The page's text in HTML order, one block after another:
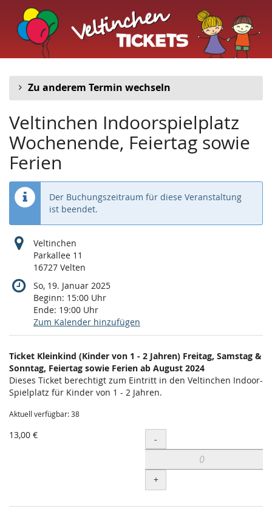
Zum
Haupt-
Inhalt
springen
Veltinchen
Indoorspielplatz
Zu anderem Termin wechseln
Veltinchen Indoorspielplatz
Wochenende, Feiertag sowie
Ferien
Der Buchungszeitraum für diese Veranstaltung
ist beendet.
Veltinchen
Parkallee 11
16727 Velten
So, 19. Januar 2025
Beginn: 15:00 Uhr
Ende: 19:00 Uhr
Zum Kalender hinzufügen
Produkte
Unkategorisierte
Produkte
Ticket Kleinkind (Kinder von 1 - 2 Jahren) Freitag, Samstag &
Sonntag, Feiertag sowie Ferien ab August 2024
Dieses Ticket berechtigt zum Eintritt in den Veltinchen Indoor-
Spielplatz für Kinder von 1 - 2 Jahren.
Aktuell verfügbar: 38
13,00 € Menge
-
+